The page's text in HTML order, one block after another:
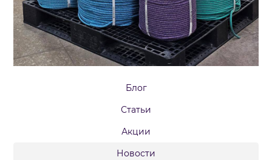
Блог
Статьи
Акции
Новости